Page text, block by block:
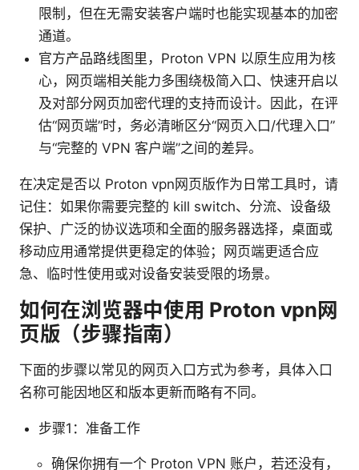
限制，但在无需安装客户端时也能实现基本的加密
通道。
官方产品路线图里，Proton VPN 以原生应用为核
心，网页端相关能力多围绕极简入口、快速开启以
及对部分网页加密代理的支持而设计。因此，在评
估“网页端”时，务必清晰区分“网页入口/代理入口”
与“完整的 VPN 客户端”之间的差异。
在决定是否以 Proton vpn网页版作为日常工具时，请
记住：如果你需要完整的 kill switch、分流、设备级
保护、广泛的协议选项和全面的服务器选择，桌面或
移动应用通常提供更稳定的体验；网页端更适合应
急、临时性使用或对设备安装受限的场景。
如何在浏览器中使用 Proton vpn网
页版（步骤指南）
下面的步骤以常见的网页入口方式为参考，具体入口
名称可能因地区和版本更新而略有不同。
步骤1：准备工作
确保你拥有一个 Proton VPN 账户，若还没有，